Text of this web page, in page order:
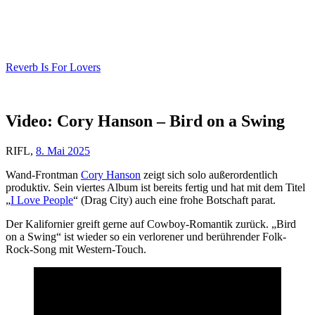
Reverb Is For Lovers
Video: Cory Hanson – Bird on a Swing
RIFL, 8. Mai 2025
Wand-Frontman Cory Hanson zeigt sich solo außerordentlich
produktiv. Sein viertes Album ist bereits fertig und hat mit dem Titel
„I Love People“ (Drag City) auch eine frohe Botschaft parat.
Der Kalifornier greift gerne auf Cowboy-Romantik zurück. „Bird
on a Swing“ ist wieder so ein verlorener und berührender Folk-
Rock-Song mit Western-Touch.